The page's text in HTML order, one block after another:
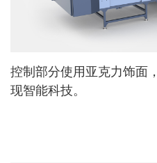
控制部分使用亚克力饰面
现智能科技。